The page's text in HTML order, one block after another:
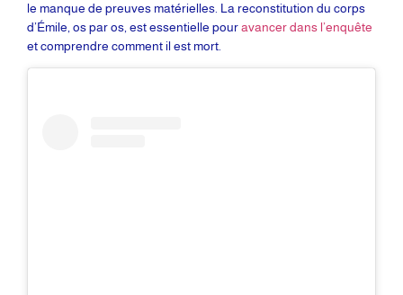
le manque de preuves matérielles. La reconstitution du corps
d’Émile, os par os, est essentielle pouravancer dans l’enquête
et comprendre comment il est mort.